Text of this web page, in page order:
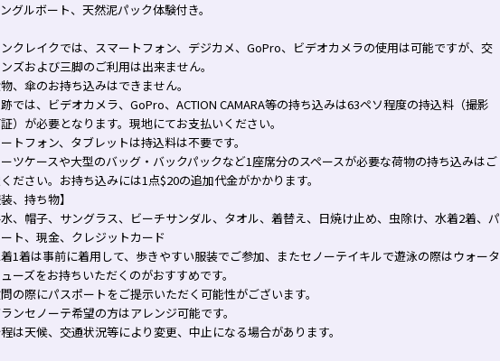
グルボート、天然泥パック体験付き。
クレイクでは、スマートフォン、デジカメ、GoPro、ビデオカメラの使用は可能ですが、交
ズおよび三脚のご利用は出来ません。
、傘のお持ち込みはできません。
では、ビデオカメラ、GoPro、ACTION CAMARA等の持ち込みは63ペソ程度の持込料（撮影
）が必要となります。現地にてお支払いください。
トフォン、タブレットは持込料は不要です。
ツケースや大型のバッグ・バックパックなど1座席分のスペースが必要な荷物の持ち込みはご
ださい。お持ち込みには1点$20の追加代金がかかります。
、持ち物】
、帽子、サングラス、ビーチサンダル、タオル、着替え、日焼け止め、虫除け、水着2着、パ
ト、現金、クレジットカード
1着は事前に着用して、歩きやすい服装でご参加、またセノーテイキルで遊泳の際はウォータ
ーズをお持ちいただくのがおすすめです。
の際にパスポートをご提示いただく可能性がございます。
ンセノーテ希望の方はアレンジ可能です。
は天候、交通状況等により変更、中止になる場合があります。